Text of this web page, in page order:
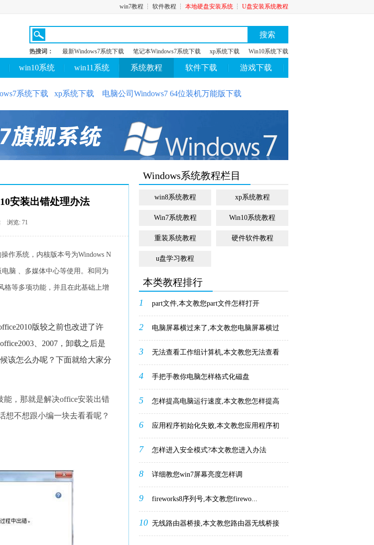
win7教程 ┆ 软件教程 ┆ 本地硬盘安装系统 ┆ U盘安装系统教程
搜索
热搜词： 最新Windows7系统下载 笔记本Windows7系统下载 xp系统下载 Win10系统下载
win10系统 win11系统 系统教程 软件下载 游戏下载
系统下载 xp系统下载 电脑公司Windows7 64位装机万能版下载
安装出错处理办法
浏览: 71
作系统，内核版本号为Windows N
脑 、多媒体中心等使用。和同为
格等多项功能，并且在此基础上增
版较之前也改进了许
、2007，卸载之后是
该怎么办呢？下面就给大家分
，那就是解决office安装出错
想不想跟小编一块去看看呢？
Windows系统教程栏目
win8系统教程 xp系统教程
Win7系统教程 Win10系统教程
重装系统教程 硬件软件教程
u盘学习教程
本类教程排行
1 part文件,本文教您part文件怎样打开
2 电脑屏幕横过来了,本文教您电脑屏幕横过
来了怎样复...
3 无法查看工作组计算机,本文教您无法查看
工作组计算...
4 手把手教你电脑怎样格式化磁盘
5 怎样提高电脑运行速度,本文教您怎样提高
电脑运行速...
6 应用程序初始化失败,本文教您应用程序初
始化失败怎...
7 怎样进入安全模式?本文教您进入办法
8 详细教您win7屏幕亮度怎样调
9 fireworks8序列号,本文教您firewo...
10 无线路由器桥接,本文教您路由器无线桥接